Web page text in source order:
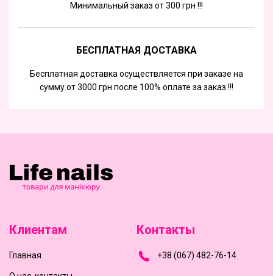
Минимальный заказ от 300 грн !!!
БЕСПЛАТНАЯ ДОСТАВКА
Бесплатная доставка осуществляется при заказе на
сумму от 3000 грн после 100% оплате за заказ !!!
Клиентам
Главная
Контакты
+38 (067) 482-76-14